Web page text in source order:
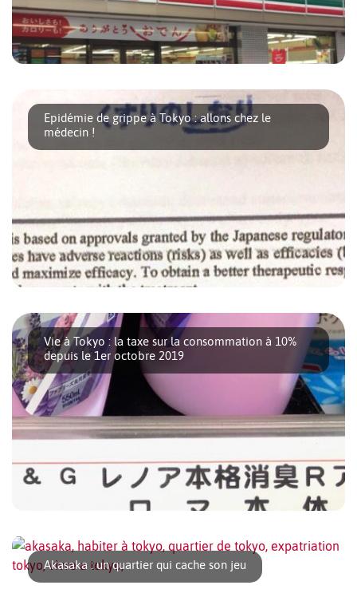
Epidémie de grippe à Tokyo : allons chez le
médecin !
hésiter à aller consulter un [...]
Vie à Tokyo : la taxe sur la consommation à 10%
depuis le 1er octobre 2019
certains produits est passée de 8% à 10%. [...]
Akasaka : un quartier qui cache son jeu